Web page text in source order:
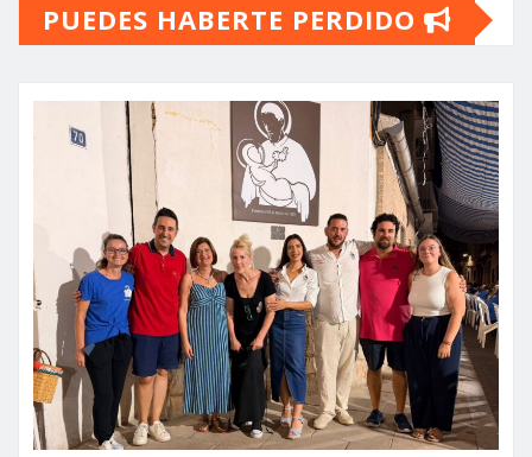
entradas
PUEDES HABERTE PERDIDO